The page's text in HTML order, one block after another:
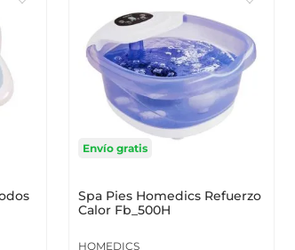
Envío gratis
Spa Pies Homedics Refuerzo
Calor Fb_500H
HOMEDICS